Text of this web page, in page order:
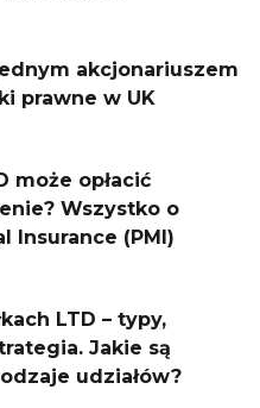
akcjonariuszem
prawne w UK
może opłacić
Wszystko o
Insurance (PMI)
LTD – typy,
Jakie są
udziałów?